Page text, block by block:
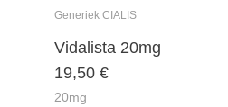
Generiek CIALIS
Vidalista 20mg
19,50 €
20mg